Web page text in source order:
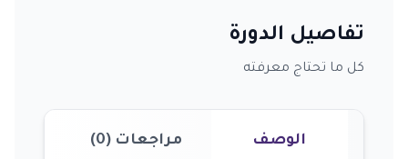
تفاصيل الدورة
كل ما تحتاج معرفته
الوصف مراجعات (0)